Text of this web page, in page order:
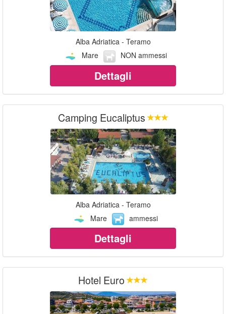
Alba Adriatica - Teramo
Mare
NON ammessi
Dettagli
Camping Eucaliptus
Alba Adriatica - Teramo
Mare
ammessi
Dettagli
Hotel Euro